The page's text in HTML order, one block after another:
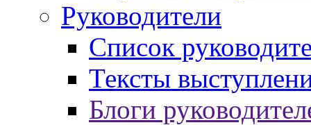
Руководители
Список
Тексты
Блоги